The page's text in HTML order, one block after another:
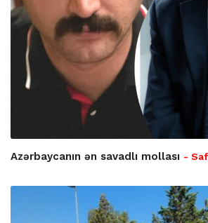
Azərbaycanın ən savadlı mollası -